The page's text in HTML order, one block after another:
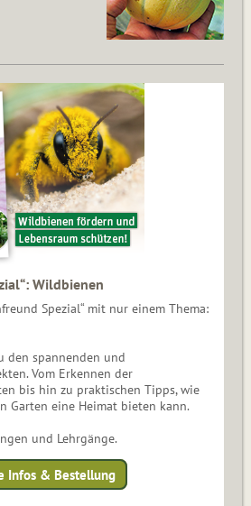
Wildbienen
Spezial“ mit nur einem Thema:
den spannenden und
Vom Erkennen der
bis hin zu praktischen Tipps, wie
Garten eine Heimat bieten kann.
und Lehrgänge.
Infos & Bestellung